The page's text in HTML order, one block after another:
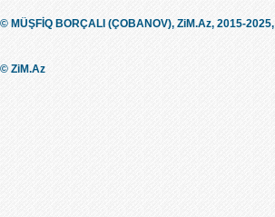
© MÜŞFİQ BORÇALI (ÇOBANOV), ZiM.Az, 2015-2025,
© ZiM.Az